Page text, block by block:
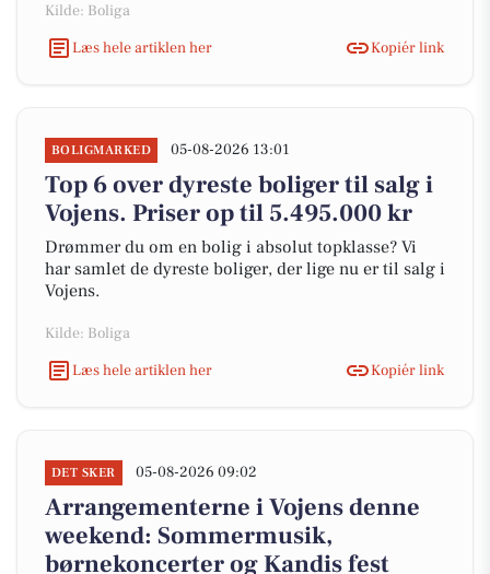
Kilde: Boliga
Læs hele artiklen her
Kopiér link
BOLIGMARKED 05-08-2026 13:01
Top 6 over dyreste boliger til salg i
Vojens. Priser op til 5.495.000 kr
Drømmer du om en bolig i absolut topklasse? Vi
har samlet de dyreste boliger, der lige nu er til salg i
Vojens.
Kilde: Boliga
Læs hele artiklen her
Kopiér link
DET SKER 05-08-2026 09:02
Arrangementerne i Vojens denne
weekend: Sommermusik,
børnekoncerter og Kandis fest